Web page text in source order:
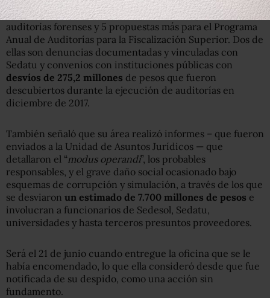
Buchahin detalló en su carta que están en proceso8
auditorías forenses y 5 propuestas más para el Programa
Anual de Auditorías para la Fiscalización Superior. Dos de
ellas son denuncias documentadas y vinculadas con
Sedatu y convenios con instituciones públicas con
desvíos de 275,2 millones de pesos que fueron
descubiertos durante la ejecución de auditorías en
diciembre de 2017.
También señaló que su área realizó informes – que fueron
enviados a la Unidad de Asuntos Jurídicos — que
detallaron el “modus operandi”, los probables
responsables, y el grave daño social ocasionado bajo
esquemas de corrupción y simulación, a través de los que
se desviaron un estimado de 7.700 millones de pesos e
involucran a funcionarios de Sedesol, Sedatu,
universidades y hasta terceros presuntos proveedores.
Será el 21 de junio cuando entregue la oficina que se le
había encomendado, lo que ella consideró desde que fue
notificada de su despido, como una acción sin
fundamento.